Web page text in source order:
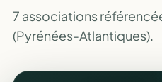
7 associations
(Pyrénées-Atlantiques).